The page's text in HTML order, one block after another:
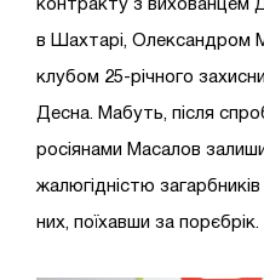
контракту з вихованцем
в Шахтарі, Олександром
клубом 25-річного
Десна. Мабуть, після
росіянами Масалов
жалюгідністю
них, поїхавши за порєбрік.